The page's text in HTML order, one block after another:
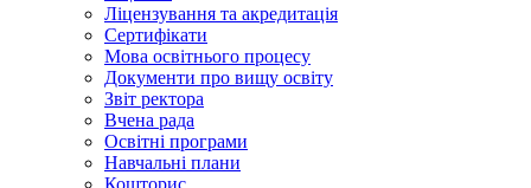
Ліцензування та акредитація
Сертифікати
Мова освітнього процесу
Документи про вищу освіту
Звіт ректора
Вчена рада
Освітні програми
Навчальні плани
Кошторис